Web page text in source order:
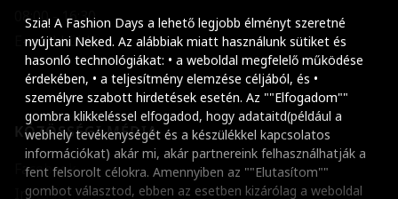
Szia! A Fashion Days a lehető legjobb élményt szeretné
nyújtani Neked. Az alábbiak miatt használunk sütiket és
hasonló technológiákat: • a weboldal megfelelő működése
érdekében, • a teljesítmény elemzése céljából, és •
személyre szabott hirdetések esetén. Az ""Elfogadom""
gombra klikkeléssel elfogadod, hogy adataitd(például a
webhely tevékenységét és a készülékkel kapcsolatos
információkat) akár mi, akár partnereink felhasználhatják a
fent felsorolt célokra. Amennyiben az ""Elutasítom""
gombot választod, ebben az esetben kizárólag a weboldal
08:00 - 16:30
E-mail küldése
KÖZÖSSÉGI MÉDIA
Facebook
Instagram
Szöveg méretének
Szóköz növelése
Szóköz csökkentése
Sortávolság
Sortávolság